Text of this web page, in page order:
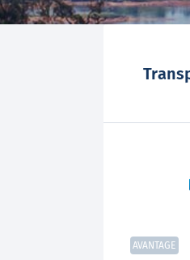
AVANTAGE